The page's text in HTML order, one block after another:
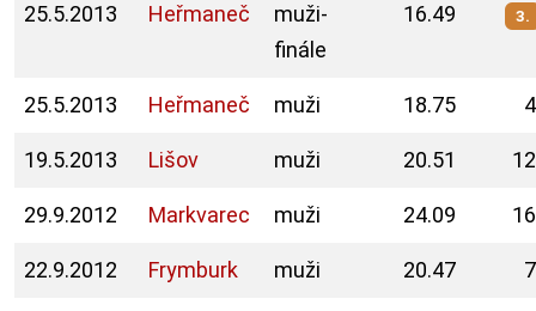
25.5.2013 Heřmaneč
muži-
finále
16.49 3.
25.5.2013 Heřmaneč muži 18.75
19.5.2013 Lišov muži 20.51
29.9.2012 Markvarec muži 24.09
22.9.2012 Frymburk muži 20.47